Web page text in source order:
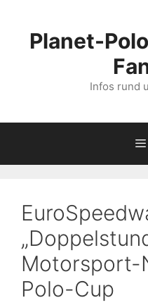
springenPlanet-
Infos rund
Motorsport-
Polo-Cup